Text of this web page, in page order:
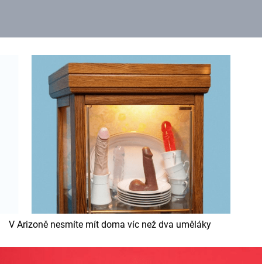
V Arizoně nesmíte mít doma víc než dva uměláky